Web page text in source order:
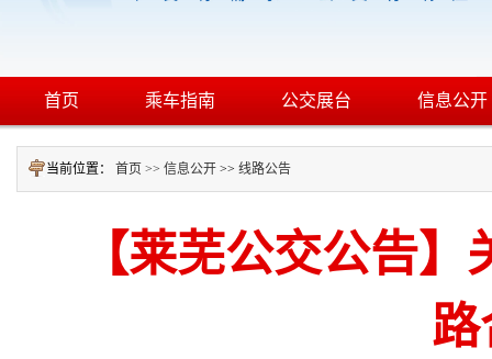
首页 乘车指南 公交展台 信息公开
当前位置： 首页 >> 信息公开 >> 线路公告
【莱芜公交公告
路